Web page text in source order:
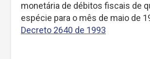
monetária de débitos fiscais de
espécie para o mês de maio de
Decreto 2640 de 1993